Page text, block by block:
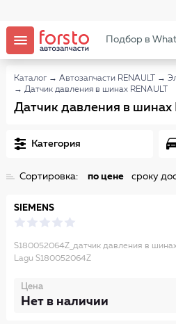
Подбор в
Каталог → Автозапчасти RENAULT →
→ Датчик давления в шинах RENAULT
Датчик давления в шинах
Категория
Сортировка: по цене сроку
SIEMENS
S180052064Z_датчик давления в
Lagu S180052064Z
Цена
Нет в наличии